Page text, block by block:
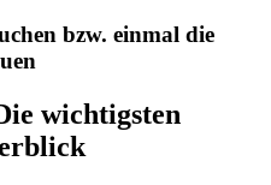
bzw. einmal die
wichtigsten